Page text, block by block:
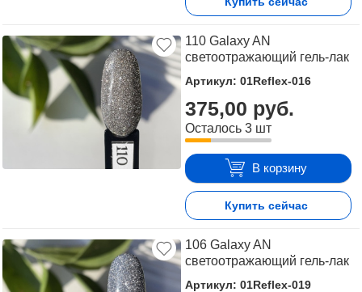
110 Galaxy AN
светоотражающий гель-лак
Артикул: 01Reflex-016
375,00 руб.
Осталось 3 шт
В корзину
Купить сейчас
106 Galaxy AN
светоотражающий гель-лак
Артикул: 01Reflex-019